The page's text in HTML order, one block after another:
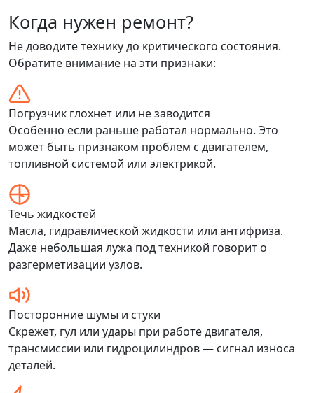
Когда нужен ремонт?
Не доводите технику до критического состояния.
Обратите внимание на эти признаки:
Погрузчик глохнет или не заводится
Особенно если раньше работал нормально. Это
может быть признаком проблем с двигателем,
топливной системой или электрикой.
Течь жидкостей
Масла, гидравлической жидкости или антифриза.
Даже небольшая лужа под техникой говорит о
разгерметизации узлов.
Посторонние шумы и стуки
Скрежет, гул или удары при работе двигателя,
трансмиссии или гидроцилиндров — сигнал износа
деталей.